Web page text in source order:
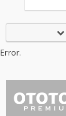
Error.